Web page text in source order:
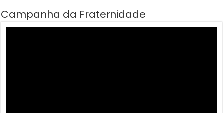
Campanha da Fraternidade